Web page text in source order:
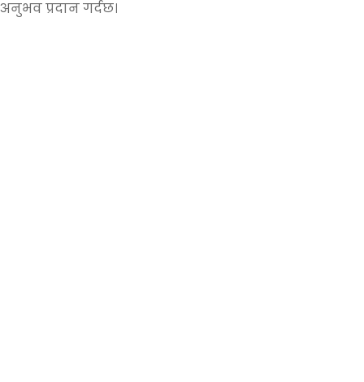
अनुभव प्रदान गर्दछ।